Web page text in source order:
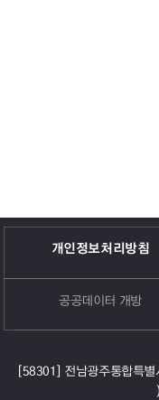
개인정보처리방침
공공데이터 개방
[58301] 전남광주통합특